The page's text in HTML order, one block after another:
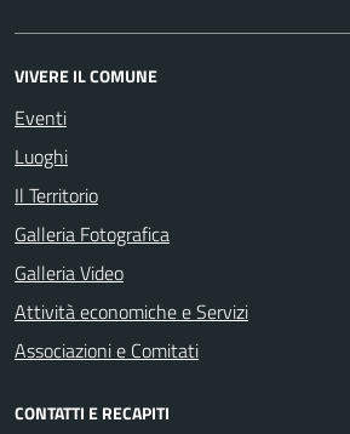
VIVERE IL COMUNE
Eventi
Luoghi
Il Territorio
Galleria Fotografica
Galleria Video
Attività economiche e Servizi
Associazioni e Comitati
CONTATTI E RECAPITI